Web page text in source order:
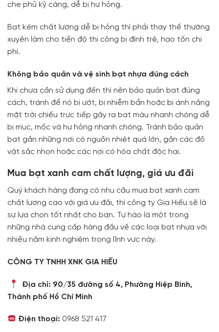
che phủ kỹ càng, dễ bị hư hỏng.
Bạt kém chất lượng dễ bị hỏng thì phải thay thế thường
xuyên làm cho tiến độ thi công bị đình trệ, hao tốn chi
phí.
Không bảo quản và vệ sinh bạt nhựa đúng cách
Khi chưa cần sử dụng đến thì nên bảo quản bạt đúng
cách, tránh để nó bị ướt, bị nhiễm bẩn hoặc bị ánh nắng
mặt trời chiếu trực tiếp gây ra bạt màu nhanh chóng dễ
bị mục, mốc và hư hỏng nhanh chóng. Tránh bảo quản
bạt gần những nơi có nguồn nhiệt quá lớn, gần các đồ
vật sắc nhọn hoặc các nơi có hóa chất độc hại.
Mua bạt xanh cam chất lượng, giá ưu đãi
Quý khách hàng đang có nhu cầu mua bạt xanh cam
chất lượng cao với giá ưu đãi, thì công ty Gia Hiếu sẽ là
sự lựa chọn tốt nhất cho bạn. Tự hào là một trong
những nhà cung cấp hàng đầu về các loại bạt nhựa với
nhiều năm kinh nghiệm trong lĩnh vực này.
CÔNG TY TNHH XNK GIA HIẾU
Địa chỉ: 90/35 đường số 4, Phường Hiệp Bình,
Thành phố Hồ Chí Minh
Điện thoại: 0968 521 417